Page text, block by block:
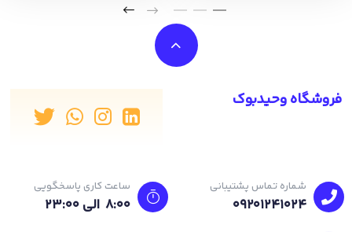
فروشگاه وحیدبوک
شماره تماس پشتیبانی
09201241024
ساعت کاری پاسخگویی
8:00 الی 23:۰۰